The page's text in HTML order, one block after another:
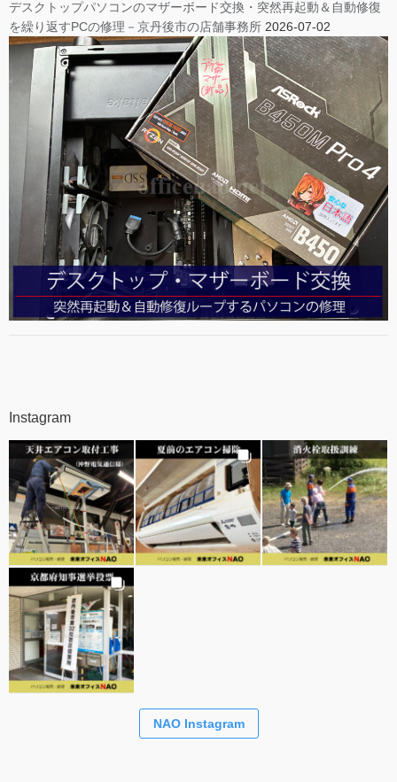
デスクトップパソコンのマザーボード交換・突然再起動＆自動修復
を繰り返すPCの修理－京丹後市の店舗事務所 2026-07-02
Instagram
NAO Instagram